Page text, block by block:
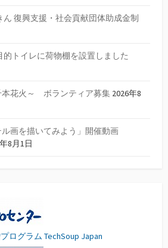
ん 復興支援・社会貢献団体助成金制
的トイレに荷物棚を設置しました
本花火～ ボランティア募集 2026年8
画を描いてみよう」開催動画
8月1日